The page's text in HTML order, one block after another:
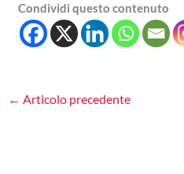
Condividi questo contenuto
← Articolo precedente